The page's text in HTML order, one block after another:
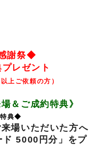
謝祭◆
レゼント
上ご依頼の方）
＆ご成約特典》
典◆
場いただいた方へ
ド 5000円分」をプ